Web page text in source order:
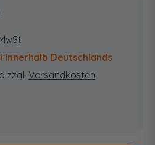
Deutschlands
zzgl. Versandkosten